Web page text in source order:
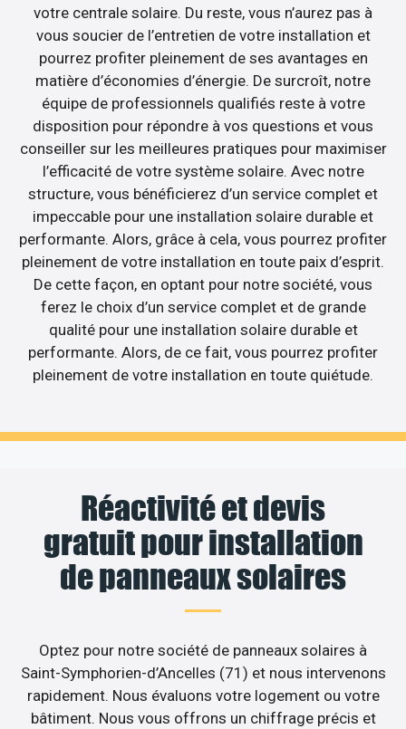
votre centrale solaire. Du reste, vous n’aurez pas à
vous soucier de l’entretien de votre installation et
pourrez profiter pleinement de ses avantages en
matière d’économies d’énergie. De surcroît, notre
équipe de professionnels qualifiés reste à votre
disposition pour répondre à vos questions et vous
conseiller sur les meilleures pratiques pour maximiser
l’efficacité de votre système solaire. Avec notre
structure, vous bénéficierez d’un service complet et
impeccable pour une installation solaire durable et
performante. Alors, grâce à cela, vous pourrez profiter
pleinement de votre installation en toute paix d’esprit.
De cette façon, en optant pour notre société, vous
ferez le choix d’un service complet et de grande
qualité pour une installation solaire durable et
performante. Alors, de ce fait, vous pourrez profiter
pleinement de votre installation en toute quiétude.
Réactivité et devis
gratuit pour installation
de panneaux solaires
Optez pour notre société de panneaux solaires à
Saint-Symphorien-d’Ancelles (71) et nous intervenons
rapidement. Nous évaluons votre logement ou votre
bâtiment. Nous vous offrons un chiffrage précis et